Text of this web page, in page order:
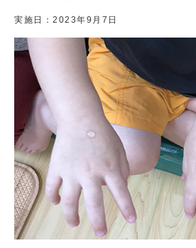
実施日： 2023年9月7日